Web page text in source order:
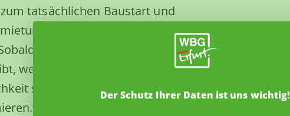
tatsächlichen Baustart und
werden noch einige
es konkrete
werden wir unsere Mitglieder
selbstverständlichDer Schutz Ihrer Daten ist uns wichtig!